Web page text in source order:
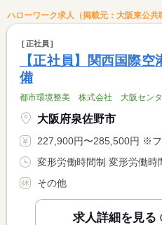
ハローワーク求人（掲載元：大阪東公共
正社員
【正社員】関西国際
備
都市環境整美 株式会社 大阪セン
大阪府泉佐野市
227,900円〜285,500円 ※フルタイム求人の場合は月額（換
その他
求人詳細を見る